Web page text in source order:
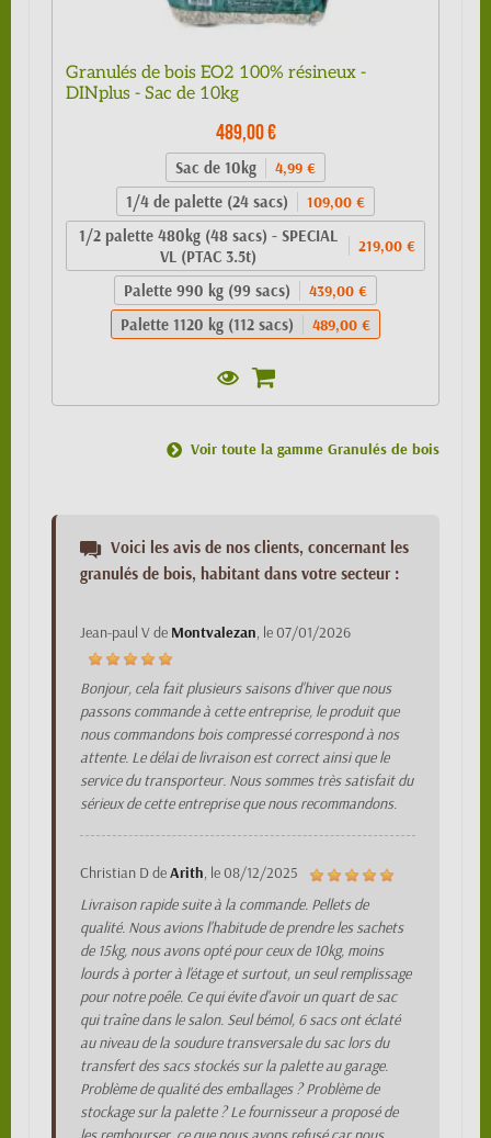
Granulés de bois EO2 100% résineux -
DINplus - Sac de 10kg
489,00 €
Sac de 10kg 4,99 €
1/4 de palette (24 sacs) 109,00 €
1/2 palette 480kg (48 sacs) - SPECIAL
VL (PTAC 3.5t)
219,00 €
Palette 990 kg (99 sacs) 439,00 €
Palette 1120 kg (112 sacs) 489,00 €
Voir toute la gamme Granulés de bois
Voici les avis de nos clients, concernant les
granulés de bois, habitant dans votre secteur :
Jean-paul Vde Montvalezan, le07/01/2026
Bonjour, cela fait plusieurs saisons d'hiver que nous
passons commande à cette entreprise, le produit que
nous commandons bois compressé correspond à nos
attente. Le délai de livraison est correct ainsi que le
service du transporteur. Nous sommes très satisfait du
sérieux de cette entreprise que nous recommandons.
Christian DdeArith, le08/12/2025
Livraison rapide suite à la commande. Pellets de
qualité. Nous avions l'habitude de prendre les sachets
de 15kg, nous avons opté pour ceux de 10kg, moins
lourds à porter à l'étage et surtout, un seul remplissage
pour notre poêle. Ce qui évite d'avoir un quart de sac
qui traîne dans le salon. Seul bémol, 6 sacs ont éclaté
au niveau de la soudure transversale du sac lors du
transfert des sacs stockés sur la palette au garage.
Problème de qualité des emballages ? Problème de
stockage sur la palette ? Le fournisseur a proposé de